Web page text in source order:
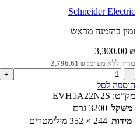
Schneider Electric
זמין בהזמנה מראש
3,300.00 ₪
מחיר ללא מע״מ: 2,796.61 ₪
כמות
של
עמדת
טעינה
לרכב
1P/3P
הוספה לסל
מק”ט: EVH5A22N2S
משקל 3200 גרם
מידות 244 × 352 מילימטרים